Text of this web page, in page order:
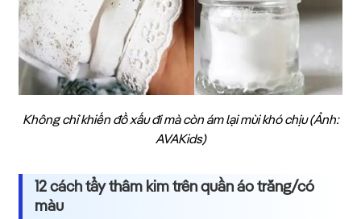
Không chỉ khiến đồ xấu đi mà còn ám lại mùi khó chịu (Ảnh:
AVAKids)
12 cách tẩy thâm kim trên quần áo trắng/có
màu